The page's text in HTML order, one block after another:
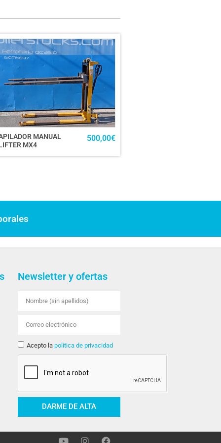
MANUAL
MX4
500,00€
Newsletter y ofertas
Acepto la política de privacidad
DARME DE ALTA